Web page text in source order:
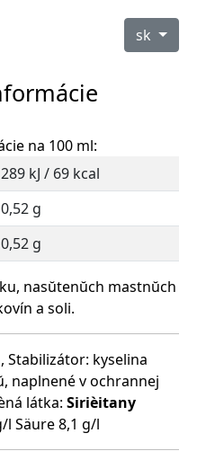
sk
na 100 ml:
289 kJ / 69 kcal
0,52 g
0,52 g
nasŭtenŭch mastnŭch
a soli.
Stabilizátor: kyselina
naplnené v ochrannej
látka: Sirièitany
l Säure 8,1 g/l